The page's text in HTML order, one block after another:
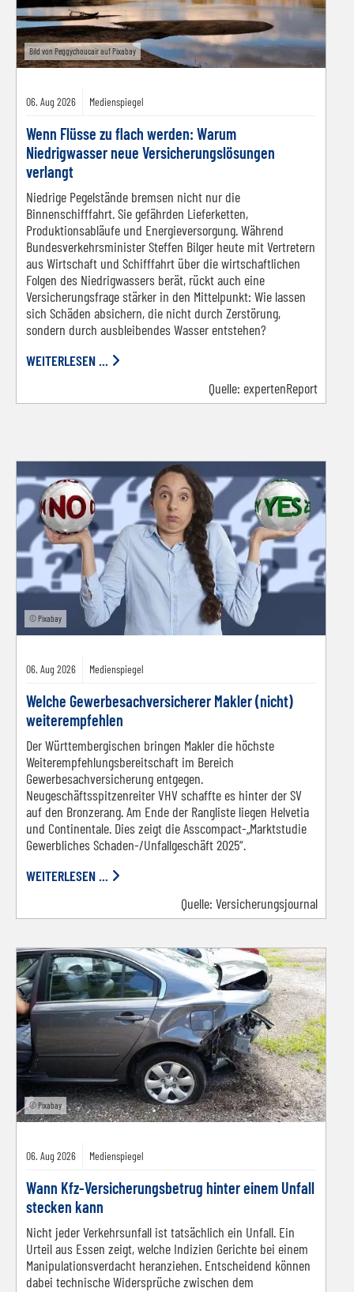
Bild von Peggychoucair auf Pixabay
06. Aug 2026 Medienspiegel
Wenn Flüsse zu flach werden: Warum
Niedrigwasser neue Versicherungslösungen
verlangt
Niedrige Pegelstände bremsen nicht nur die
Binnenschifffahrt. Sie gefährden Lieferketten,
Produktionsabläufe und Energieversorgung. Während
Bundesverkehrsminister Steffen Bilger heute mit Vertretern
aus Wirtschaft und Schifffahrt über die wirtschaftlichen
Folgen des Niedrigwassers berät, rückt auch eine
Versicherungsfrage stärker in den Mittelpunkt: Wie lassen
sich Schäden absichern, die nicht durch Zerstörung,
sondern durch ausbleibendes Wasser entstehen?
WEITERLESEN ...
Quelle: expertenReport
© Pixabay
06. Aug 2026 Medienspiegel
Welche Gewerbesachversicherer Makler (nicht)
weiterempfehlen
Der Württembergischen bringen Makler die höchste
Weiterempfehlungsbereitschaft im Bereich
Gewerbesachversicherung entgegen.
Neugeschäftsspitzenreiter VHV schaffte es hinter der SV
auf den Bronzerang. Am Ende der Rangliste liegen Helvetia
und Continentale. Dies zeigt die Asscompact-„Marktstudie
Gewerbliches Schaden-/Unfallgeschäft 2025“.
WEITERLESEN ...
Quelle: Versicherungsjournal
© Pixabay
06. Aug 2026 Medienspiegel
Wann Kfz-Versicherungsbetrug hinter einem Unfall
stecken kann
Nicht jeder Verkehrsunfall ist tatsächlich ein Unfall. Ein
Urteil aus Essen zeigt, welche Indizien Gerichte bei einem
Manipulationsverdacht heranziehen. Entscheidend können
dabei technische Widersprüche zwischen dem